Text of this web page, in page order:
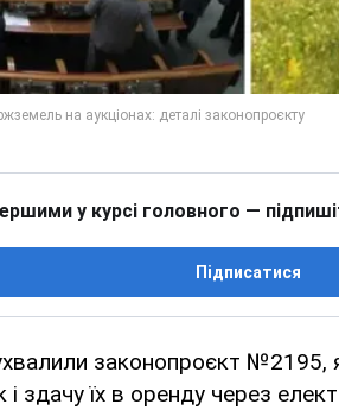
у курсі головного —
Підписатися
законопроєкт №2195,
і здачу їх в оренду через